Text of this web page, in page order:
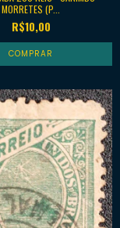
MORRETES (P...
R$10,00